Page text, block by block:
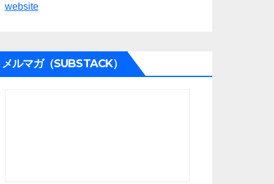
website
メルマガ（SUBSTACK）